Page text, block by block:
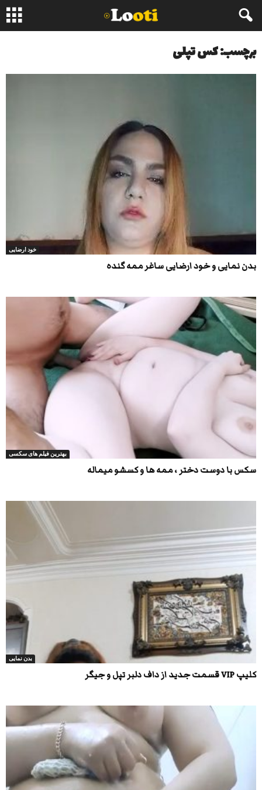
برچسب: کس تپلی
خود ارضایی
بدن نمایی و خود ارضایی ساغر ممه گنده
بهترین فیلم های سکسی
سکس با دوست دختر ، ممه ها و کسشو میماله
بدن نمایی
کلیپ VIP قسمت جدید از داف دلبر تپل و جیگر